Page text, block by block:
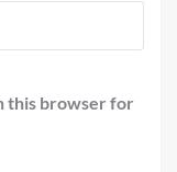
this browser for